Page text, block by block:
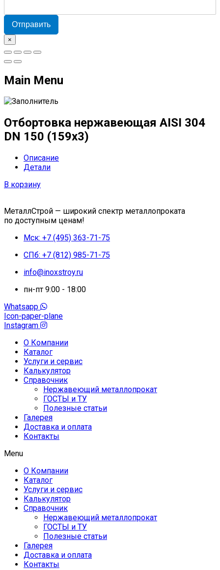
Отправить
×
Main Menu
Отбортовка нержавеющая AISI 304
DN 150 (159x3)
Описание
Детали
В корзину
МеталлСтрой — широкий спектр металлопроката
по доступным ценам!
Мск: +7 (495) 363-71-75
СПб: +7 (812) 985-71-75
info@inoxstroy.ru
пн-пт 9:00 - 18:00
Whatsapp
Icon-paper-plane
Instagram
О Компании
Каталог
Услуги и сервис
Калькулятор
Справочник
Нержавеющий металлопрокат
ГОСТЫ и ТУ
Полезные статьи
Галерея
Доставка и оплата
Контакты
Menu
О Компании
Каталог
Услуги и сервис
Калькулятор
Справочник
Нержавеющий металлопрокат
ГОСТЫ и ТУ
Полезные статьи
Галерея
Доставка и оплата
Контакты